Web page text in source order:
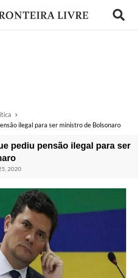
ilegal para ser ministro de Bolsonaro
pediu pensão ilegal para ser
2020